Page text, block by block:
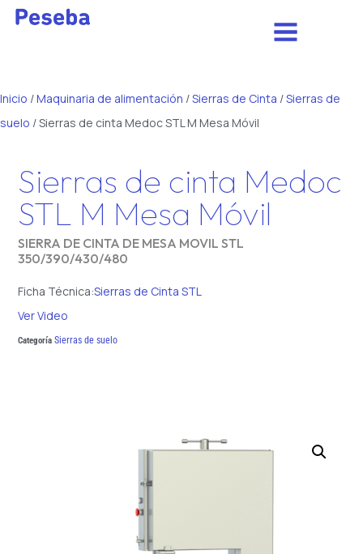
Inicio /Maquinaria de alimentación /Sierras de Cinta /Sierras de
suelo / Sierras de cinta Medoc STL M Mesa Móvil
Sierras de cinta Medoc
STL M Mesa Móvil
SIERRA DE CINTA DE MESA MOVIL STL
350/390/430/480
Ficha Técnica:Sierras de Cinta STL
Ver Video
Categoría Sierras de suelo